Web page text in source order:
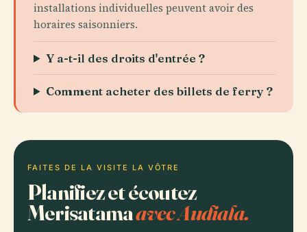
installations individuelles peuvent avoir des
horaires saisonniers.
Y a-t-il des droits d'entrée ?
Comment acheter des billets de ferry ?
FAITES DE LA VISITE LA VÔTRE
Planifiez et écoutez
Merisatamaavec Audiala.